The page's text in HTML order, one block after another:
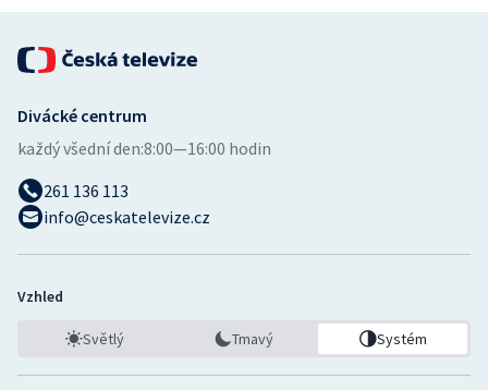
Divácké centrum
každý všední den:8:00—16:00 hodin
261 136 113
info@ceskatelevize.cz
Vzhled
Světlý Tmavý Systém